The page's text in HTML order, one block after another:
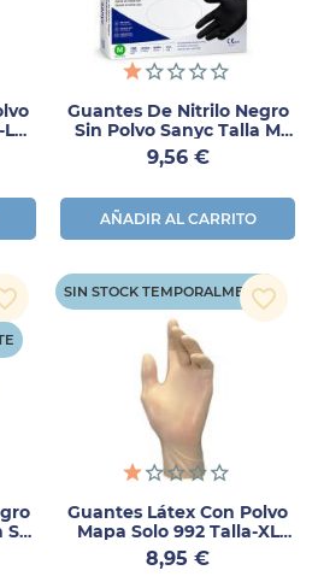
L
Guantes De Nitrilo Negro
Sin Polvo Sanyc Talla M
100uds
Precio
9,56 €
AÑADIR AL CARRITO
S
Guantes Látex Con Polvo
Mapa Solo 992 Talla-XL
100uds
Precio
8,95 €
SIN STOCK TEMPORALMENTE
favorite_border